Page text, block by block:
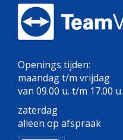
Openings tijden:
maandag t/m vrijdag
van 09.00 u. t/m 17.00 u.
zaterdag
alleen op afspraak